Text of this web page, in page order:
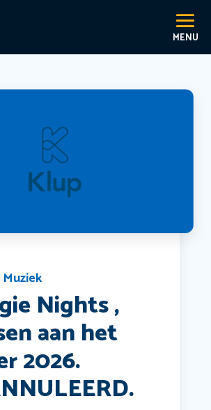
Muziek
Nights ,
aan het
2026.